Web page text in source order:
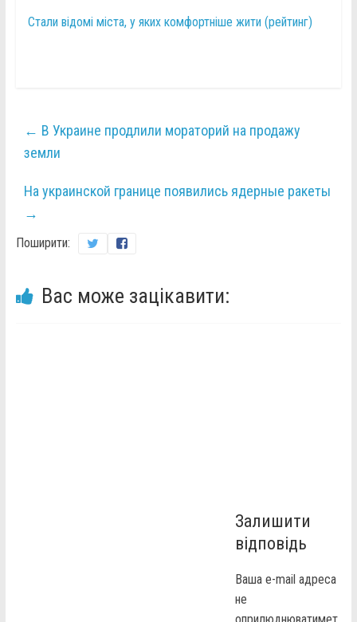
Стали відомі міста, у яких комфортніше жити (рейтинг)
← В Украине продлили мораторий на продажу
земли
На украинской границе появились ядерные ракеты
→
Поширити:
Вас може зацікавити:
Залишити
відповідь
Ваша e-mail адреса
не